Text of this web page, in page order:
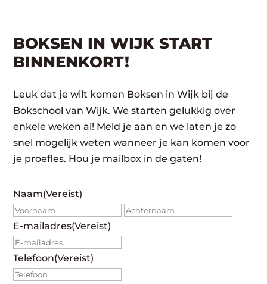
BOKSEN IN WIJK START
BINNENKORT!
Leuk dat je wilt komen Boksen in Wijk bij de
Bokschool van Wijk. We starten gelukkig over
enkele weken al! Meld je aan en we laten je zo
snel mogelijk weten wanneer je kan komen voor
je proefles. Hou je mailbox in de gaten!
Naam(Vereist)
Voornaam
E-mailadres(Vereist)
Telefoon(Vereist)